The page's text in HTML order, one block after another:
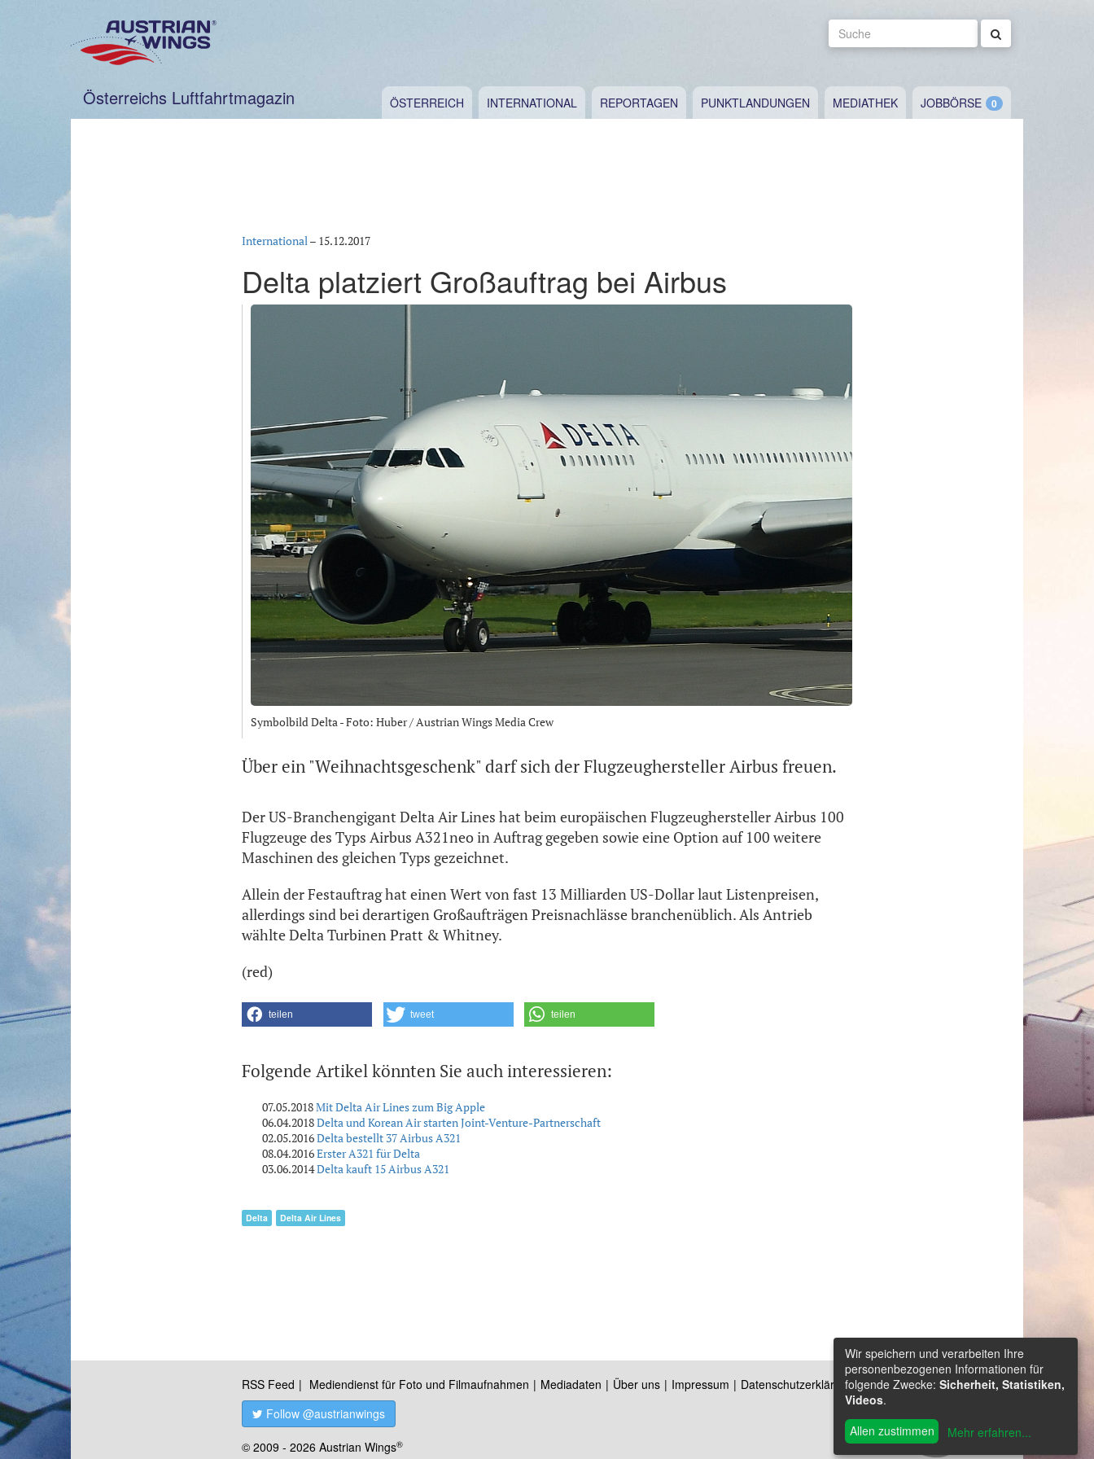
Suche
Österreichs Luftfahrtmagazin ÖSTERREICH INTERNATIONAL REPORTAGEN PUNKTLANDUNGEN MEDIATHEK JOBBÖRSE
International– 15.12.2017
Delta platziert Großauftrag bei Airbus
Symbolbild Delta - Foto: Huber / Austrian Wings Media Crew
Über ein "Weihnachtsgeschenk" darf sich der Flugzeughersteller Airbus freuen.
Der US-Branchengigant Delta Air Lines hat beim europäischen Flugzeughersteller Airbus 100
Flugzeuge des Typs Airbus A321neo in Auftrag gegeben sowie eine Option auf 100 weitere
Maschinen des gleichen Typs gezeichnet.
Allein der Festauftrag hat einen Wert von fast 13 Milliarden US-Dollar laut Listenpreisen,
allerdings sind bei derartigen Großaufträgen Preisnachlässe branchenüblich. Als Antrieb
wählte Delta Turbinen Pratt & Whitney.
(red)
teilen tweet teilen
Folgende Artikel könnten Sie auch interessieren:
07.05.2018Mit Delta Air Lines zum Big Apple
06.04.2018Delta und Korean Air starten Joint-Venture-Partnerschaft
02.05.2016Delta bestellt 37 Airbus A321
08.04.2016Erster A321 für Delta
03.06.2014Delta kauft 15 Airbus A321
Delta Delta Air Lines
RSS Feed Mediendienst für Foto und Filmaufnahmen Mediadaten Über uns Impressum Datenschutzerklärung
Kontakt
Follow @austrianwings
© 2009 - 2026 Austrian Wings®
Wir speichern und verarbeiten Ihre
personenbezogenen Informationen für
folgende Zwecke: Sicherheit, Statistiken,
Videos.
Allen zustimmen
Mehr erfahren...